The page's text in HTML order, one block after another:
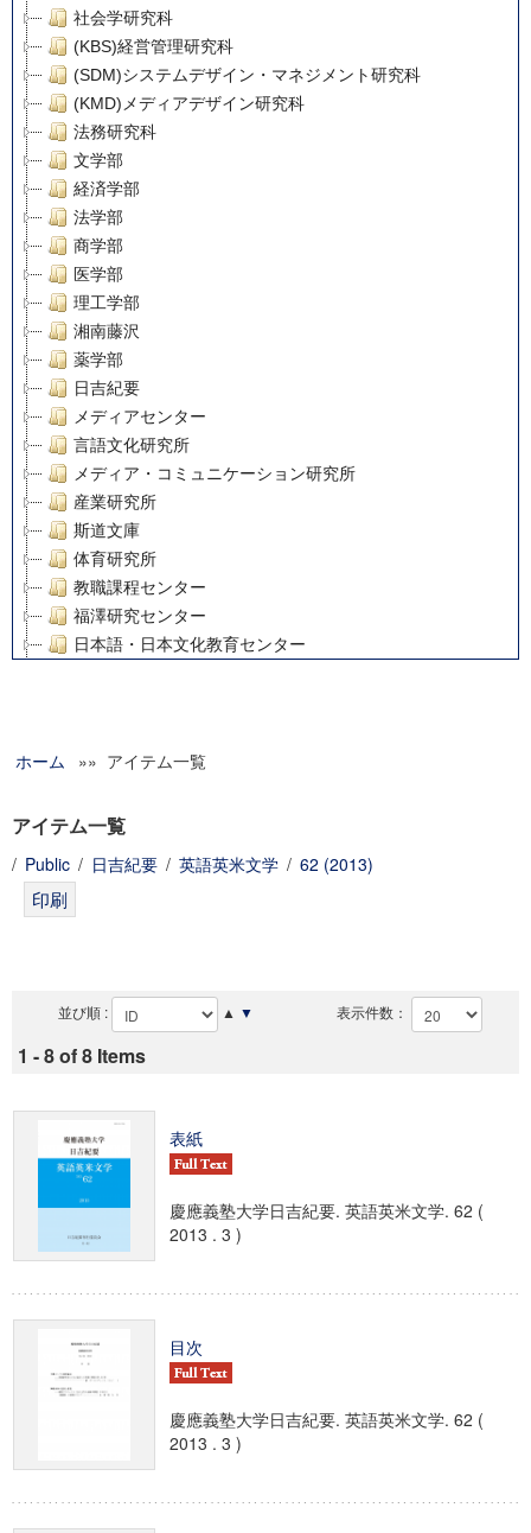
社会学研究科
(KBS)経営管理研究科
(SDM)システムデザイン・マネジメント研究科
(KMD)メディアデザイン研究科
法務研究科
文学部
経済学部
法学部
商学部
医学部
理工学部
湘南藤沢
薬学部
日吉紀要
メディアセンター
言語文化研究所
メディア・コミュニケーション研究所
産業研究所
斯道文庫
体育研究所
教職課程センター
福澤研究センター
日本語・日本文化教育センター
グローバルリサーチインスティテュート
科学研究費補助金研究成果報告書
慶應義塾大学グローバルCOEプログラム市民社会ガバナンス
ホーム »» アイテム一覧
アイテム一覧
/ Public / 日吉紀要 / 英語英米文学 / 62 (2013)
並び順 : ▲ ▼ 表示件数：
1 - 8 of 8 Items
表紙
慶應義塾大学日吉紀要. 英語英米文学. 62 (
2013 . 3 )
目次
慶應義塾大学日吉紀要. 英語英米文学. 62 (
2013 . 3 )